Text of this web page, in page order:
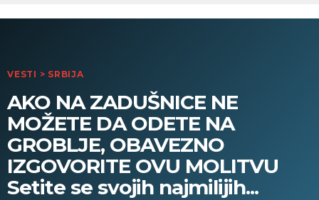
VESTI > SRBIJA
AKO NA ZADUŠNICE NE
MOŽETE DA ODETE NA
GROBLJE, OBAVEZNO
IZGOVORITE OVU MOLITVU
Setite se svojih najmilijih...